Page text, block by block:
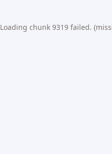
Loading chunk 9319 failed.